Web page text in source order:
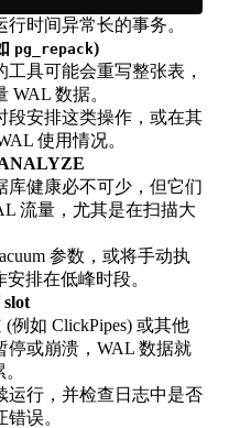
时间异常长的事务。
pg_repack)
工具可能会重写整张表，
WAL 数据。
段安排这类操作，或在其
使用情况。
库健康必不可少，但它们
流量，尤其是在扫描大
参数，或将手动执
排在低峰时段。
例如 ClickPipes) 或其他
停或崩溃，WAL 数据就
运行，并检查日志中是否
误。